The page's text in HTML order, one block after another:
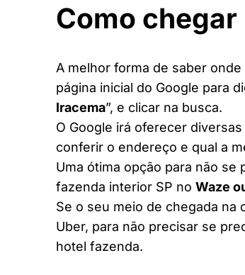
Como chegar
A melhor forma de saber
página inicial do Google para
Iracema”, e clicar na busca.
O Google irá oferecer
conferir o endereço e qual a
Uma ótima opção para não
fazenda interior SP no Waze
Se o seu meio de chegada
Uber, para não precisar se
hotel fazenda.